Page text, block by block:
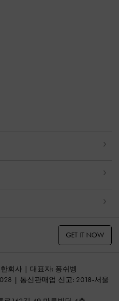
GET IT NOW
회사 | 대표자: 퐁쉬벵
| 통신판매업 신고: 2018-서울